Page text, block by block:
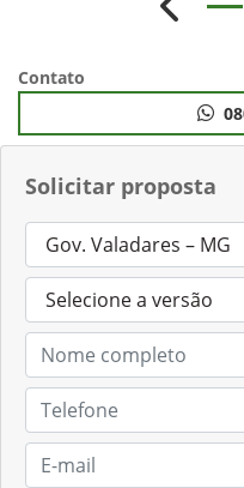
Solicitar proposta
Anterior
Contato